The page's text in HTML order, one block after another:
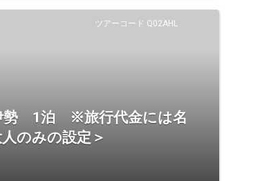
ツアーコード Q02AHL
伊勢 1泊 ※旅行代金には名
のみの設定＞